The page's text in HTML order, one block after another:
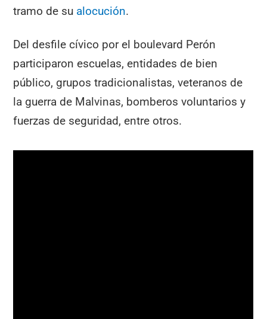
tramo de su alocución.
Del desfile cívico por el boulevard Perón
participaron escuelas, entidades de bien
público, grupos tradicionalistas, veteranos de
la guerra de Malvinas, bomberos voluntarios y
fuerzas de seguridad, entre otros.